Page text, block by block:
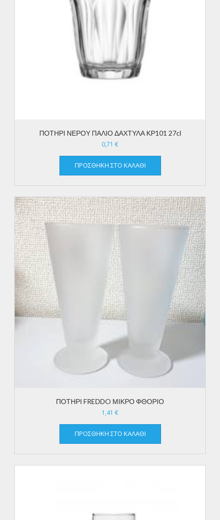
ΠΟΤΗΡΙ ΝΕΡΟΥ ΠΑΛΙΟ ΔΑΧΤΥΛΑ ΚΡ101 27cl
0,71 €
ΠΡΟΣΘΉΚΗ ΣΤΟ ΚΑΛΆΘΙ
ΠΟΤΗΡΙ FREDDO ΜΙΚΡΟ ΦΘΟΡΙΟ
1,41 €
ΠΡΟΣΘΉΚΗ ΣΤΟ ΚΑΛΆΘΙ